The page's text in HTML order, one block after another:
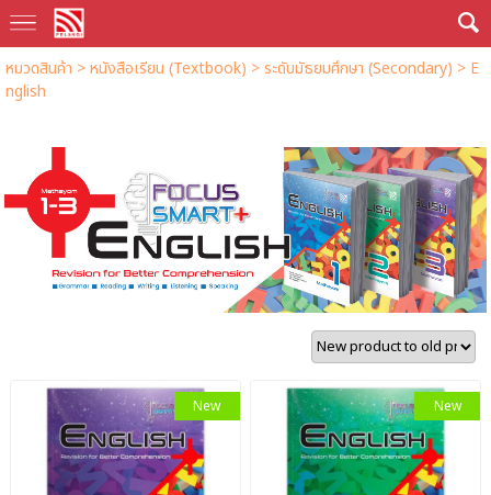
หมวดสินค้า >หนังสือเรียน (Textbook) > ระดับมัธยมศึกษา (Secondary) > E
nglish
New New